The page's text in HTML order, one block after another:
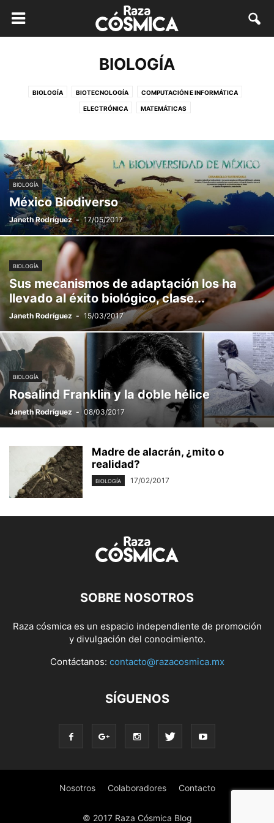
BIOLOGÍA
BIOLOGÍA BIOTECNOLOGÍA COMPUTACIÓN E INFORMÁTICA
ELECTRÓNICA MATEMÁTICAS
BIOLOGÍA
México Biodiverso
Janeth Rodríguez - 17/05/2017
BIOLOGÍA
Sus mecanismos de adaptación los ha
llevado al éxito biológico, clase...
Janeth Rodríguez - 15/03/2017
BIOLOGÍA
Rosalind Franklin y la doble hélice
Janeth Rodríguez - 08/03/2017
Madre de alacrán, ¿mito o
realidad?
BIOLOGÍA 17/02/2017
SOBRE NOSOTROS
Raza cósmica es un espacio independiente de promoción
y divulgación del conocimiento.
Contáctanos: contacto@razacosmica.mx
SÍGUENOS
Nosotros Colaboradores Contacto
© 2017 Raza Cósmica Blog